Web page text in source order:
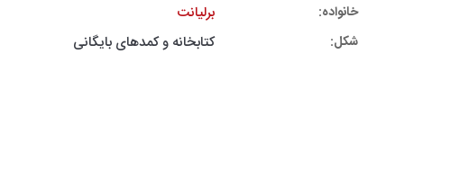
خانواده: برلیانت
شکل: کتابخانه و کمدهای بایگانی